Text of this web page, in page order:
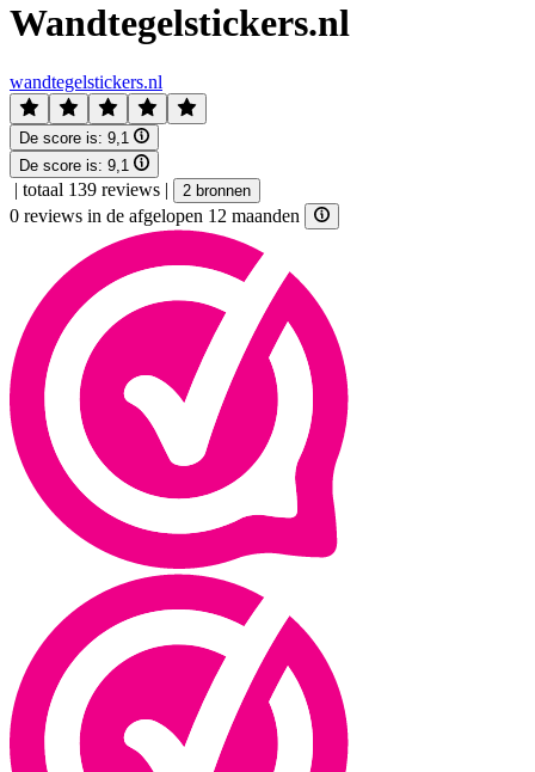
Wandtegelstickers.nl
wandtegelstickers.nl
De score is: 9,1
De score is: 9,1
| totaal 139 reviews | 2 bronnen
0 reviews in de afgelopen 12 maanden